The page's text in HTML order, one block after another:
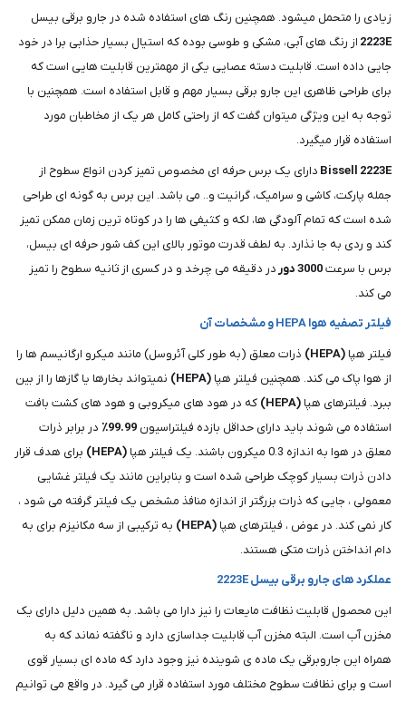
زیادی را متحمل میشود. همچنین رنگ های استفاده شده در جارو برقی بیسل
2223E از رنگ های آبی، مشکی و طوسی بوده که استیال بسیار حذابی برا در خود
جایی داده است. قابلیت دسته عصایی یکی از مهمترین قابلیت هایی است که
برای طراحی ظاهری این جارو برقی بسیار مهم و قابل استفاده است. همچنین با
توجه به این ویژگی میتوان گفت که از راحتی کامل هر یک از مخاطبان مورد
استفاده قرار میگیرد.
Bissell 2223E
دارای یک برس حرفه ای مخصوص تمیز کردن انواع سطوح از
جمله پارکت، کاشی و سرامیک، گرانیت و.. می باشد. این برس به گونه ای طراحی
شده است که تمام آلودگی ها، لکه و کثیفی ها را در کوتاه ترین زمان ممکن تمیز
کند و ردی به جا نذارد. به لطف قدرت موتور بالای این کف شور حرفه ای بیسل،
برس با سرعت3000دور در دقیقه می چرخد و در کسری از ثانیه سطوح را تمیز
می کند.
فیلتر تصفیه هوا HEPA و مشخصات آن
فیلتر هپا (HEPA)
ذرات معلق (به طور کلی آئروسل) مانند میکرو ارگانیسم ها را
از هوا پاک می کند. همچنین فیلتر هپا (HEPA)
نمیتواند بخارها یا گازها را از بین
ببرد. فیلترهای هپا (HEPA)
که در هود های میکروبی و هود های کشت بافت
استفاده می شوند باید دارای حداقل بازده فیلتراسیون 99.99٪
در برابر ذرات
معلق در هوا به اندازه 0.3 میکرون باشند. یک فیلتر هپا
(HEPA)
برای هدف قرار
دادن ذرات بسیار کوچک طراحی شده است و بنابراین مانند یک فیلتر غشایی
معمولی ، جایی که ذرات بزرگتر از اندازه منافذ مشخص یک فیلتر گرفته می شود ،
کار نمی کند. در عوض ، فیلترهای هپا (HEPA)
به ترکیبی از سه مکانیزم برای به
دام انداختن ذرات متکی هستند.
عملکرد های جارو برقی بیسل 2223E
این محصول قابلیت نظافت مایعات را نیز دارا می باشد. به همین دلیل دارای یک
مخزن آب است‌. البته مخزن آب قابلیت جداسازی دارد و ناگفته نماند که به
همراه این جاروبرقی یک ماده ی شوینده نیز وجود دارد که ماده ای بسیار قوی
است و برای نظافت سطوح مختلف مورد استفاده قرار می گیرد. در واقع می توانیم